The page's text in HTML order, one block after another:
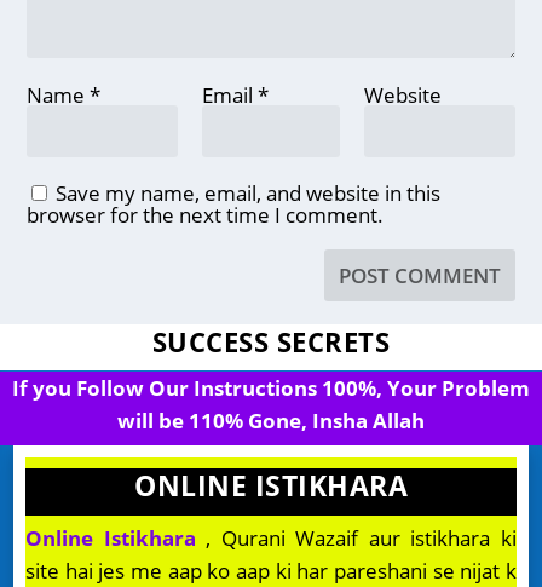
Name* Email * Website
Save my name, email, and website in this
browser for the next time I comment.
SUCCESS SECRETS
If you Follow Our Instructions 100%, Your Problem
will be 110% Gone, Insha Allah
ONLINE ISTIKHARA
Online Istikhara , Qurani Wazaif aur istikhara ki
site hai jes me aap ko aap ki har pareshani se nijat k